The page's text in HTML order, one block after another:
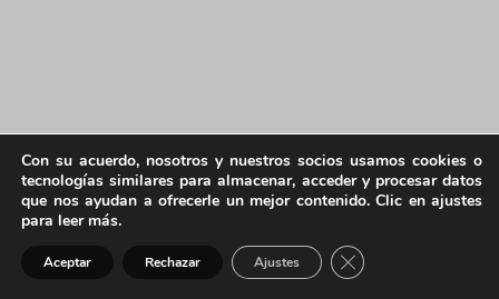
Con su acuerdo, nosotros y nuestros socios usamos cookies o
tecnologías similares para almacenar, acceder y procesar datos
que nos ayudan a ofrecerle un mejor contenido. Clic en ajustes
para leer más.
Aceptar Rechazar Ajustes Cerrar el banner de